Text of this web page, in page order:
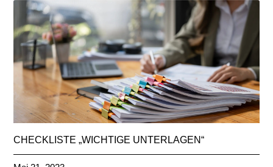
CHECKLISTE „WICHTIGE UNTERLAGEN“